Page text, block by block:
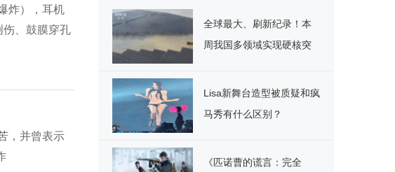
炸），耳机
伤、鼓膜穿孔
，并曾表示
全球最大、刷新纪录！本
周我国多领域实现硬核突
Lisa新舞台造型被质疑和疯
马秀有什么区别？
《匹诺曹的谎言：完全